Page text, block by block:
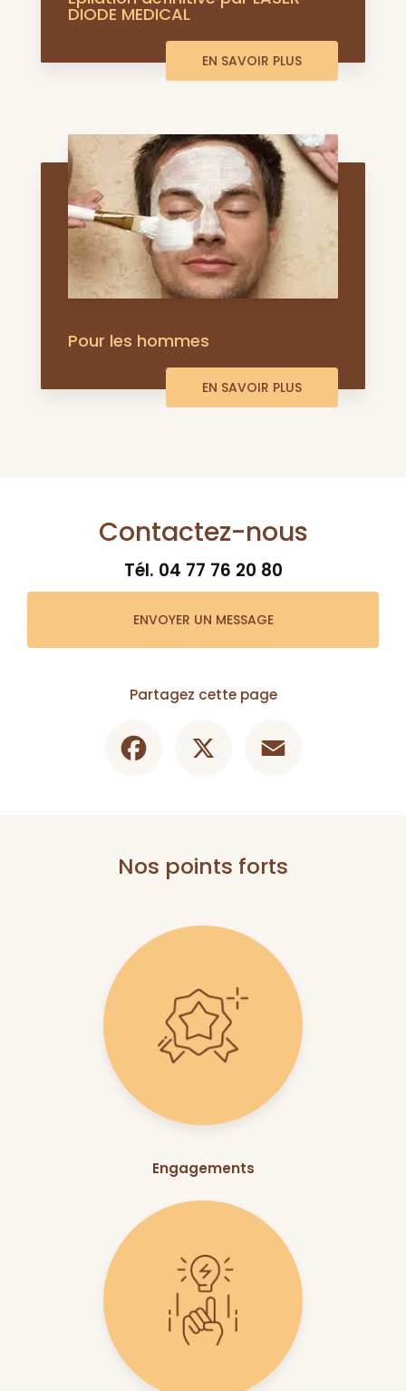
DIODE MEDICAL
EN SAVOIR PLUS
Pour les hommes
EN SAVOIR PLUS
Contactez-nous
Tél. 04 77 76 20 80
ENVOYER UN MESSAGE
Partagez cette page
Nos points forts
Engagements